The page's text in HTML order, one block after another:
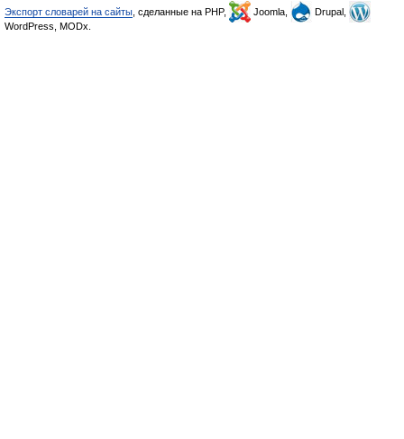
Экспорт словарей на сайты , сделанные на PHP, Joomla,
Drupal,
WordPress, MODx.